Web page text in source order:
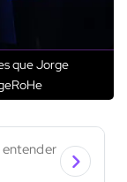
que Jorge